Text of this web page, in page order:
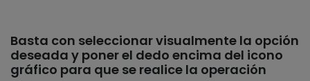
Basta con seleccionar visualmente la opción
deseada y poner el dedo encima del icono
gráfico para que se realice la operación